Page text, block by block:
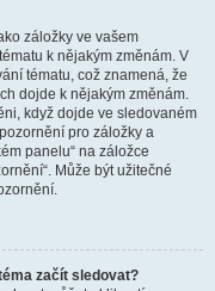
záložky ve vašem
k nějakým změnám. V
tématu, což znamená, že
dojde k nějakým změnám.
když dojde ve sledovaném
pro záložky a
panelu“ na záložce
Může být užitečné
začít sledovat?